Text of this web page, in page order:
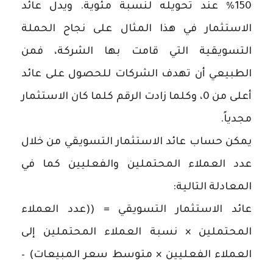
150% عند تحويله لنسبة مئوية. ويدل عائد
الاستثمار في هذا المثال على نجاح الحملة
التسويقية التي قامت بها الشركة، فمن
الطبيعي أن تهدف الشركات للحصول على عائد
أعلى من 0، وكلما زادت الرقم كلما كان الاستثمار
مجدياً.
يمكن حساب عائد الاستثمار التسويقي من خلال
عدد العملاء المحتملين والفعليين كما في
المعادلة التالية:
عائد الاستثمار التسويقي = ((عدد العملاء
المحتملين × نسبة العملاء المحتملين إلى
العملاء الفعليين × متوسط ​​سعر المبيعات) –